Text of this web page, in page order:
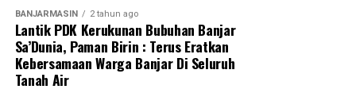
BANJARMASIN 2 tahun ago
Lantik PDK Kerukunan Bubuhan Banjar
Sa’Dunia, Paman Birin : Terus Eratkan
Kebersamaan Warga Banjar Di Seluruh
Tanah Air